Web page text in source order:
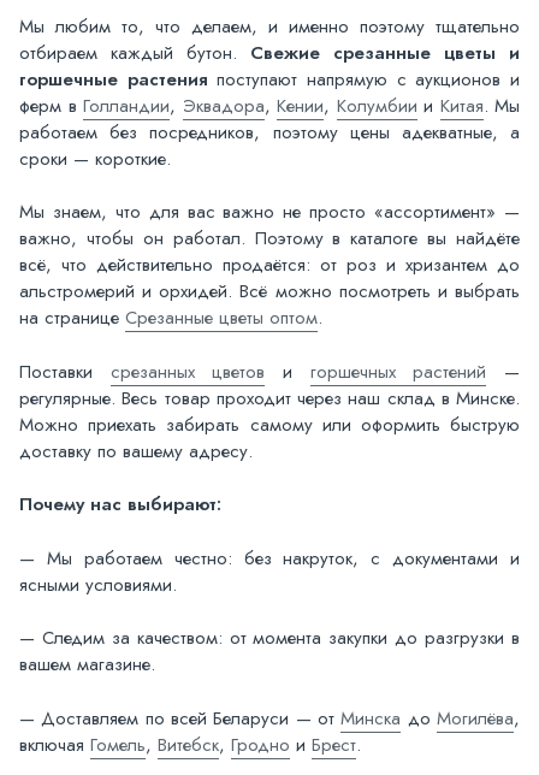
Мы любим то, что делаем, и именно поэтому тщательно
отбираем каждый бутон. Свежие срезанные цветы и
горшечные растения поступают напрямую с аукционов и
ферм в Голландии, Эквадора, Кении, Колумбии и Китая. Мы
работаем без посредников, поэтому цены адекватные, а
сроки — короткие.
Мы знаем, что для вас важно не просто «ассортимент» —
важно, чтобы он работал. Поэтому в каталоге вы найдёте
всё, что действительно продаётся: от роз и хризантем до
альстромерий и орхидей. Всё можно посмотреть и выбрать
на странице Срезанные цветы оптом.
Поставки срезанных цветов и горшечных растений —
регулярные. Весь товар проходит через наш склад в Минске.
Можно приехать забирать самому или оформить быструю
доставку по вашему адресу.
Почему нас выбирают:
— Мы работаем честно: без накруток, с документами и
ясными условиями.
— Следим за качеством: от момента закупки до разгрузки в
вашем магазине.
— Доставляем по всей Беларуси — отМинска доМогилёва,
включая Гомель, Витебск, Гродно и Брест.